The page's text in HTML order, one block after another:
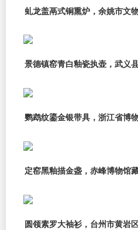
虬龙盖鬲式铜熏炉，余姚市文
景德镇窑青白釉瓷执壶，武义
鹦鹉纹鎏金银带具，浙江省博
定窑黑釉描金盏，赤峰博物馆
圆领素罗大袖衫，台州市黄岩